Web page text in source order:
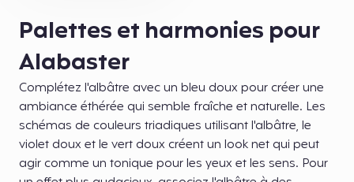
Palettes et harmonies pour
Alabaster
Complétez l'albâtre avec un bleu doux pour créer une
ambiance éthérée qui semble fraîche et naturelle. Les
schémas de couleurs triadiques utilisant l'albâtre, le
violet doux et le vert doux créent un look net qui peut
agir comme un tonique pour les yeux et les sens. Pour